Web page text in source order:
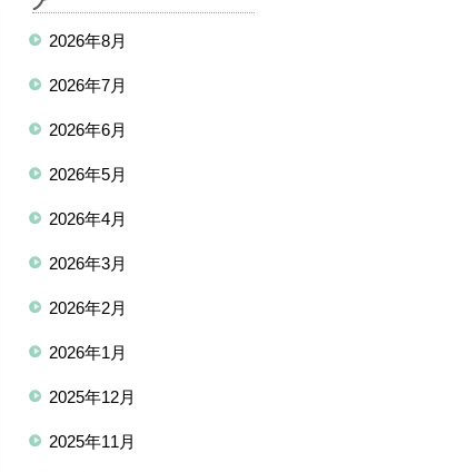
2026年8月
2026年7月
2026年6月
2026年5月
2026年4月
2026年3月
2026年2月
2026年1月
2025年12月
2025年11月